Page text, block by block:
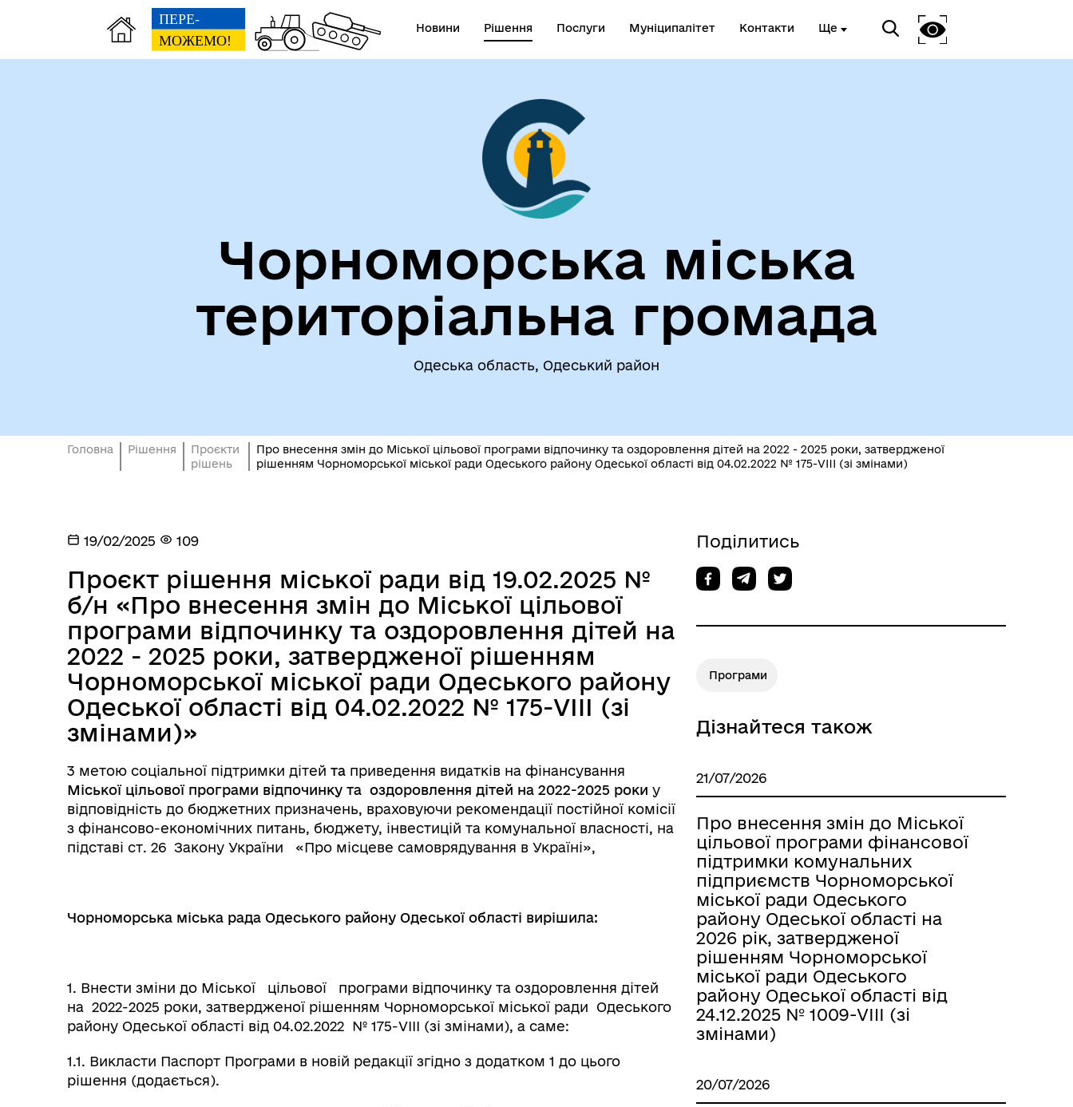
Новини Рішення Послуги Муніципалітет Контакти Ще
Виконавчий комітет
Колегіальні органи (ради,
робочі групи, комісії)
Місцеві податки та збори
Герої не вмирають!
ВЕТЕРАНАМ
До уваги внутрішньо
переміщених осіб
Чорноморськ туристичний
Чорноморська міська
територіальна громада
Одеська область, Одеський район
Головна Рішення
Проєкти
рішень
Про внесення змін до Міської цільової програми відпочинку та оздоровлення дітей на 2022 - 2025 роки, затвердженої
рішенням Чорноморської міської ради Одеського району Одеської області від 04.02.2022 № 175-VIII (зі змінами)
19/02/2025 109
Проєкт рішення міської ради від 19.02.2025 №
б/н «Про внесення змін до Міської цільової
програми відпочинку та оздоровлення дітей на
2022 - 2025 роки, затвердженої рішенням
Чорноморської міської ради Одеського району
Одеської області від 04.02.2022 № 175-VIII (зі
змінами)»
3 метою соціальної підтримки дітей та приведення видатків на фінансування
Міської цільової програми відпочинку та оздоровлення дітей на 2022-2025 роки у
відповідність до бюджетних призначень, враховуючи рекомендації постійної комісії
з фінансово-економічних питань, бюджету, інвестицій та комунальної власності, на
підставі ст. 26 Закону України «Про місцеве самоврядування в Україні»,
Чорноморська міська рада Одеського району Одеської області вирішила:
1. Внести зміни до Міської цільової програми відпочинку та оздоровлення дітей
на 2022-2025 роки, затвердженої рішенням Чорноморської міської ради Одеського
району Одеської області від 04.02.2022 № 175-VIІІ (зі змінами), а саме:
1.1. Викласти Паспорт Програми в новій редакції згідно з додатком 1 до цього
рішення (додається).
Поділитись
Програми
Дізнайтеся також
21/07/2026
Про внесення змін до Міської
цільової програми фінансової
підтримки комунальних
підприємств Чорноморської
міської ради Одеського
району Одеської області на
2026 рік, затвердженої
рішенням Чорноморської
міської ради Одеського
району Одеської області від
24.12.2025 № 1009-VIII (зі
змінами)
20/07/2026